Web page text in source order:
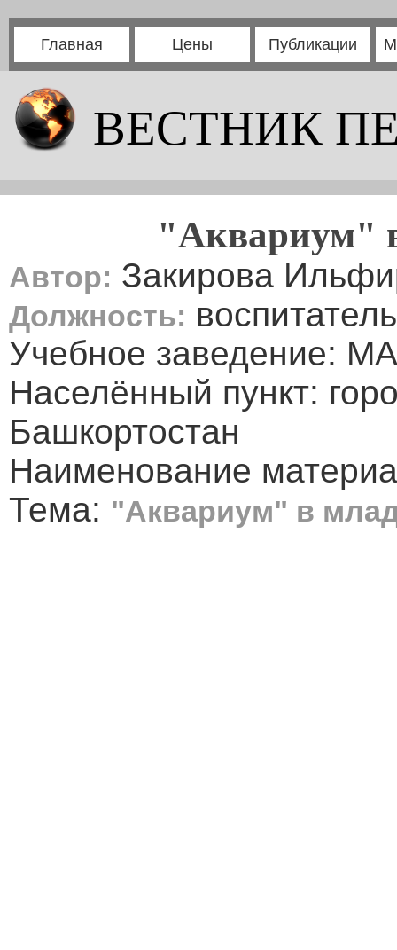
Главная Цены Публикации
ВЕСТНИК
"Аквариум"
Автор: Закирова
Должность: воспитатель
Учебное заведение:
Населённый пункт:
Башкортостан
Наименование
Тема: "Аквариум" в